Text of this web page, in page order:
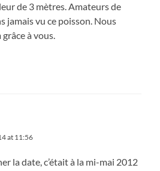
de 3 mètres. Amateurs de
jamais vu ce poisson. Nous
à vous.
at 11:56
la date, c’était à la mi-mai 2012